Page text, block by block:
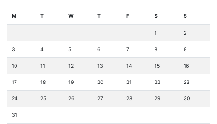
M T W T F S S
1 2
3 4 5 6 7 8 9
10 11 12 13 14 15 16
17 18 19 20 21 22 23
24 25 26 27 28 29 30
31